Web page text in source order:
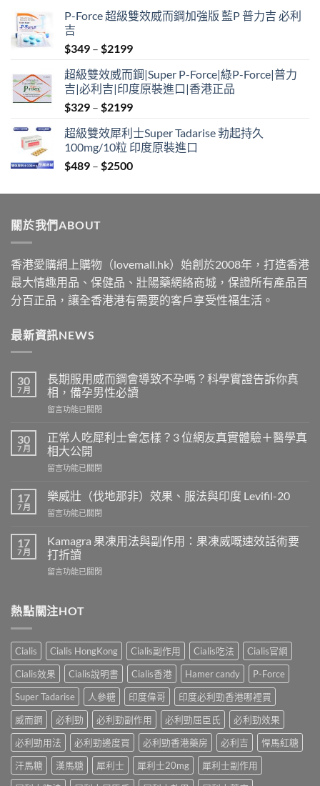
P-Force 超級雙效威而鋼加強版 藍P 普力吉 必利
吉
$349 – $2199Price
$349
through
$2199
超級雙效威而鋼|Super P-Force|綠P-Force|普力
吉|必利吉|印度原裝進口|香港正品
$329 – $2199Price
$329
through
$2199
超級雙效犀利士Super Tadarise 勃起持久
100mg/10粒 印度原裝進口
$489 – $2500Price
$489
關於我們ABOUT
香港愛購網上購物（lovemall.hk）始創於2008年，打造香港
最大情趣用品、保健品、壯陽藥網絡商城，保證所有產品百
分百正品，讓全香港港有需要的客戶享受性福生活。
最新資訊NEWS
30
7 月
長期服用威而鋼會導致不孕嗎？科學實證告訴你真
相，備孕男性必讀
在
期
服
用
威
鋼
導
不
孕
嗎？
實
證
你
真
相，
備
孕
男
必
讀〉
留言功能已關閉
30
7 月
正常人吃犀利士會怎樣？3 位網友真實體驗＋醫學真
相大公開
在
常
人
吃
利
士
怎
位
真
實
體
驗
＋
醫
真
相
大
開〉
留言功能已關閉
17
7 月
樂威壯（伐地那非）效果、服法與印度 Levifil-20
在
威
壯
（伐
地
效
法
與
印
度
Levifil-
20〉
留言功能已關閉
17
7 月
Kamagra 果凍用法與副作用：果凍威嘅速效話術要
打折讀
在
凍
用
與
副
作
用：
果
凍
嘅
速
效
術
留言功能已關閉
熱點關注HOT
Cialis Cialis HongKong Cialis副作用 Cialis吃法
Cialis官網
Cialis效果
Cialis說明書 Cialis香港 Hamer candy
P-Force
Super Tadarise
人參糖 印度偉哥
印度必利勁香港哪裡買
威而鋼
必利勁 必利勁副作用 必利勁屈臣氏
必利勁效果
必利勁用法
必利勁邊度買 必利勁香港藥房 必利吉
悍馬紅糖
汗馬糖
漢馬糖 犀利士 犀利士20mg
犀利士副作用